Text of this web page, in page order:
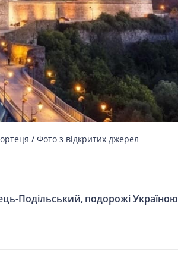
/ Фото з відкритих джерел
Подільський подорожі Україною